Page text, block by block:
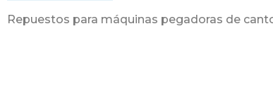
Repuestos para máquinas pegadoras de